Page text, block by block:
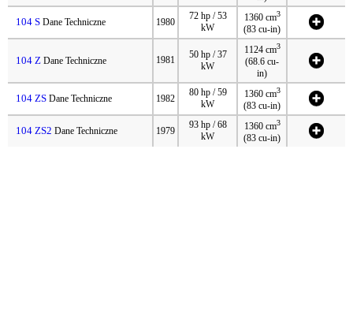
104 S Dane Techniczne 1980
72 hp / 53
kW
1360 cm3
(83 cu-in)
104 Z Dane Techniczne 1981
50 hp / 37
kW
1124 cm3
(68.6 cu-
in)
104 ZS Dane Techniczne 1982
80 hp / 59
kW
1360 cm3
(83 cu-in)
104 ZS2 Dane Techniczne 1979
93 hp / 68
kW
1360 cm3
(83 cu-in)